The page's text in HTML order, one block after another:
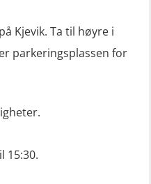
(OSEBLE005)
livbåt –
repetisjon
til FF48 inkl.
Webinar (LSP103)
(ORC104)
Kjevik. Ta til høyre i
parkeringsplassen for
15:30.